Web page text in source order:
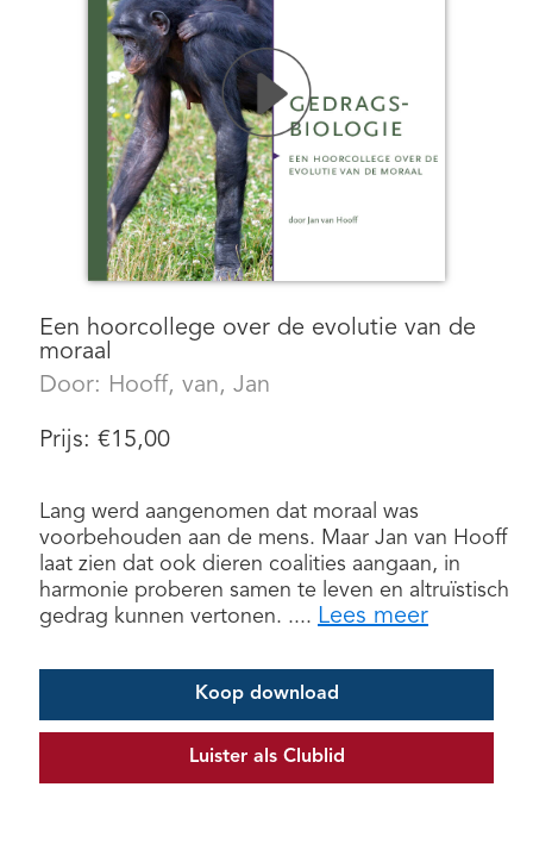
Een hoorcollege over de evolutie van de
moraal
Door: Hooff, van, Jan
Prijs: €15,00
Lang werd aangenomen dat moraal was
voorbehouden aan de mens. Maar Jan van Hooff
laat zien dat ook dieren coalities aangaan, in
harmonie proberen samen te leven en altruïstisch
gedrag kunnen vertonen. .... Lees meer
Koop download
Luister als Clublid